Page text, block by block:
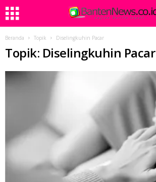
Beranda Topik Diselingkuhin Pacar
Topik: Diselingkuhin Pacar